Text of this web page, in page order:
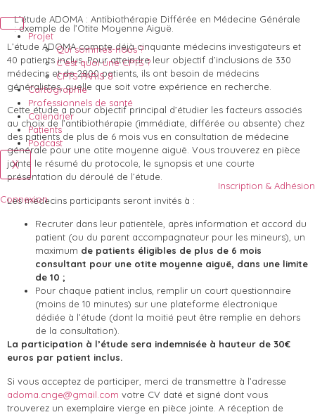
Projet
Qui sommes-nous ?
C’est quoi une CPTS ?
CPTS PARIS 8
Cartographie
Professionnels de santé
Calendrier
Patients
Podcast
X
Inscription & Adhésion
Connexion
L’étude ADOMA : Antibiothérapie Différée en Médecine Générale
: exemple de l’Otite Moyenne Aiguë.
L’étude ADOMA compte déjà cinquante médecins investigateurs et
40 patients inclus. Pour atteindre leur objectif d’inclusions de 330
médecins et de 2800 patients, ils ont besoin de médecins
généralistes, quelle que soit votre expérience en recherche.
Cette étude a pour objectif principal d’étudier les facteurs associés
au choix de l’antibiothérapie (immédiate, différée ou absente) chez
des patients de plus de 6 mois vus en consultation de médecine
générale pour une otite moyenne aiguë. Vous trouverez en pièce
jointe le résumé du protocole, le synopsis et une courte
présentation du déroulé de l’étude.
Les médecins participants seront invités à :
Recruter dans leur patientèle, après information et accord du
patient (ou du parent accompagnateur pour les mineurs), un
maximum de patients éligibles de plus de 6 mois
consultant pour une otite moyenne aiguë, dans une limite
de 10 ;
Pour chaque patient inclus, remplir un court questionnaire
(moins de 10 minutes) sur une plateforme électronique
dédiée à l’étude (dont la moitié peut être remplie en dehors
de la consultation).
La participation à l’étude sera indemnisée à hauteur de 30€
euros par patient inclus.
Si vous acceptez de participer, merci de transmettre à l’adresse
adoma.cnge@gmail.com votre CV daté et signé dont vous
trouverez un exemplaire vierge en pièce jointe. A réception de